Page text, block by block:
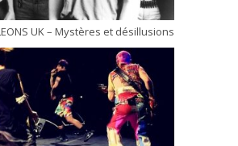
UK – Mystères et désillusions